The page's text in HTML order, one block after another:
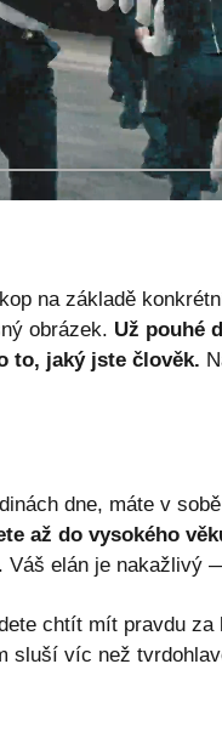
na základě
obrázek. Už pouhé
to, jaký jste člověk.
dne, máte v
až do vysokého
Váš elán je nakažlivý
chtít mít pravdu za
sluší víc než